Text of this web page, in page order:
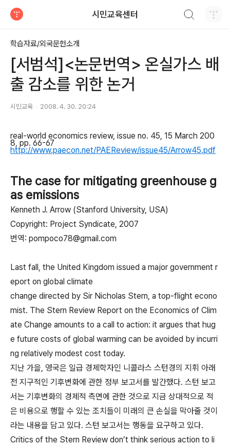
시민교육센터
학습자료/외국문헌소개
[서범석]<논문번역> 온실가스 배
출 감소를 위한 논거
시민교육 2008. 4. 30. 20:24
real-world economics review, issue no. 45, 15 March 200
8, pp. 66-67
http://www.paecon.net/PAEReview/issue45/Arrow45.pdf
The case for mitigating greenhouse g
as emissions
Kenneth J. Arrow (Stanford University, USA)
Copyright: Project Syndicate, 2007
번역: pompoco78@gmail.com
Last fall, the United Kingdom issued a major government r
eport on global climate
change directed by Sir Nicholas Stern, a top-flight econo
mist. The Stern Review Report on the Economics of Clim
ate Change amounts to a call to action: it argues that hug
e future costs of global warming can be avoided by incurri
ng relatively modest cost today.
지난 가을, 영국은 일급 경제학자인 니콜라스 스턴경의 지휘 아래
전 지구적인 기후변화에 관한 정부 보고서를 발간했다. 스턴 보고
서는 기후변화의 경제적 측면에 관한 것으로 지금 상대적으로 적
은 비용으로 행할 수 있는 조치들이 미래의 큰 손실을 막아줄 것이
라는 내용을 담고 있다. 스턴 보고서는 행동을 요구하고 있다.
Critics of the Stern Review don’t think serious action to li